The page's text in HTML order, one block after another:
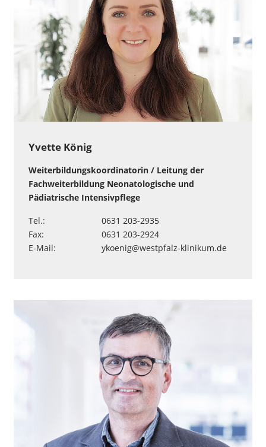
Yvette König
Weiterbildungskoordinatorin / Leitung der
Fachweiterbildung Neonatologische und
Pädiatrische Intensivpflege
Tel.:
0631 203-2935
Fax:
0631 203-2924
E-Mail:
ykoenig@westpfalz-klinikum.de